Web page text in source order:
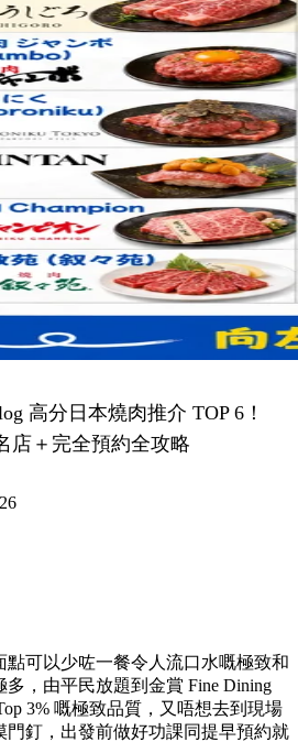
高分日本燒肉推介 TOP 6！
店＋完全預約全攻略
可以少咗一餐令人流口水嘅極致和
，由平民放題到金賞 Fine Dining
3% 嘅極致品質，又唔想去到現場
門釘，出發前做好功課同提早預約就